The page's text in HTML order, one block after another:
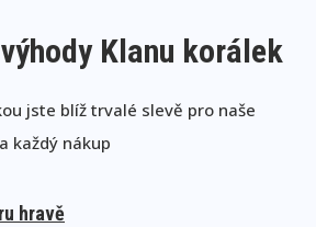
Klanu korálek
jste blíž trvalé slevě pro naše
každý nákup
hravě